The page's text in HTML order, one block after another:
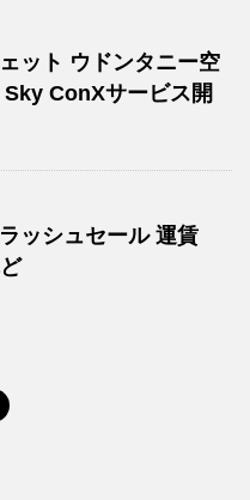
ット ウドンタニー空
ConXサービス開
ッシュセール 運賃